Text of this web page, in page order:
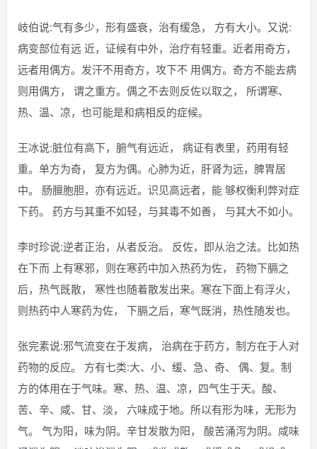
岐伯说:气有多少，形有盛衰，治有缓急， 方有大小。又说:
病变部位有远 近，证候有中外，治疗有轻重。近者用奇方，
远者用偶方。发汗不用奇方，攻下不 用偶方。奇方不能去病
则用偶方， 谓之重方。偶之不去则反佐以取之， 所谓寒、
热、温、凉，也可能是和病相反的症候。
王冰说:脏位有高下，腑气有远近， 病证有表里，药用有轻
重。单方为奇， 复方为偶。心肺为近，肝肾为远，脾胃居
中。 肠膻胞胆，亦有远近。识见高远者，能 够权衡利弊对症
下药。 药方与其重不如轻，与其毒不如善， 与其大不如小。
李时珍说:逆者正治，从者反治。 反佐，即从治之法。比如热
在下而 上有寒邪，则在寒药中加入热药为佐， 药物下膈之
后，热气既散， 寒性也随着散发出来。寒在下面上有浮火，
则热药中人寒药为佐， 下膈之后，寒气既消，热性随发也。
张完素说:邪气流变在于发病， 治病在于药方，制方在于人对
药物的反应。 方有七类:大、小、缓、急、奇、 偶、复。制
方的体用在于气味。寒、热、温、凉，四气生于天。酸、
苦、辛、咸、甘、淡， 六味成于地。所以有形为味，无形为
气。 气为阳，味为阴。辛甘发散为阳， 酸苦涌泻为阴。咸味